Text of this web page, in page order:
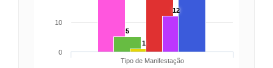
5
1
12
Tipo de Manifestação
0
10